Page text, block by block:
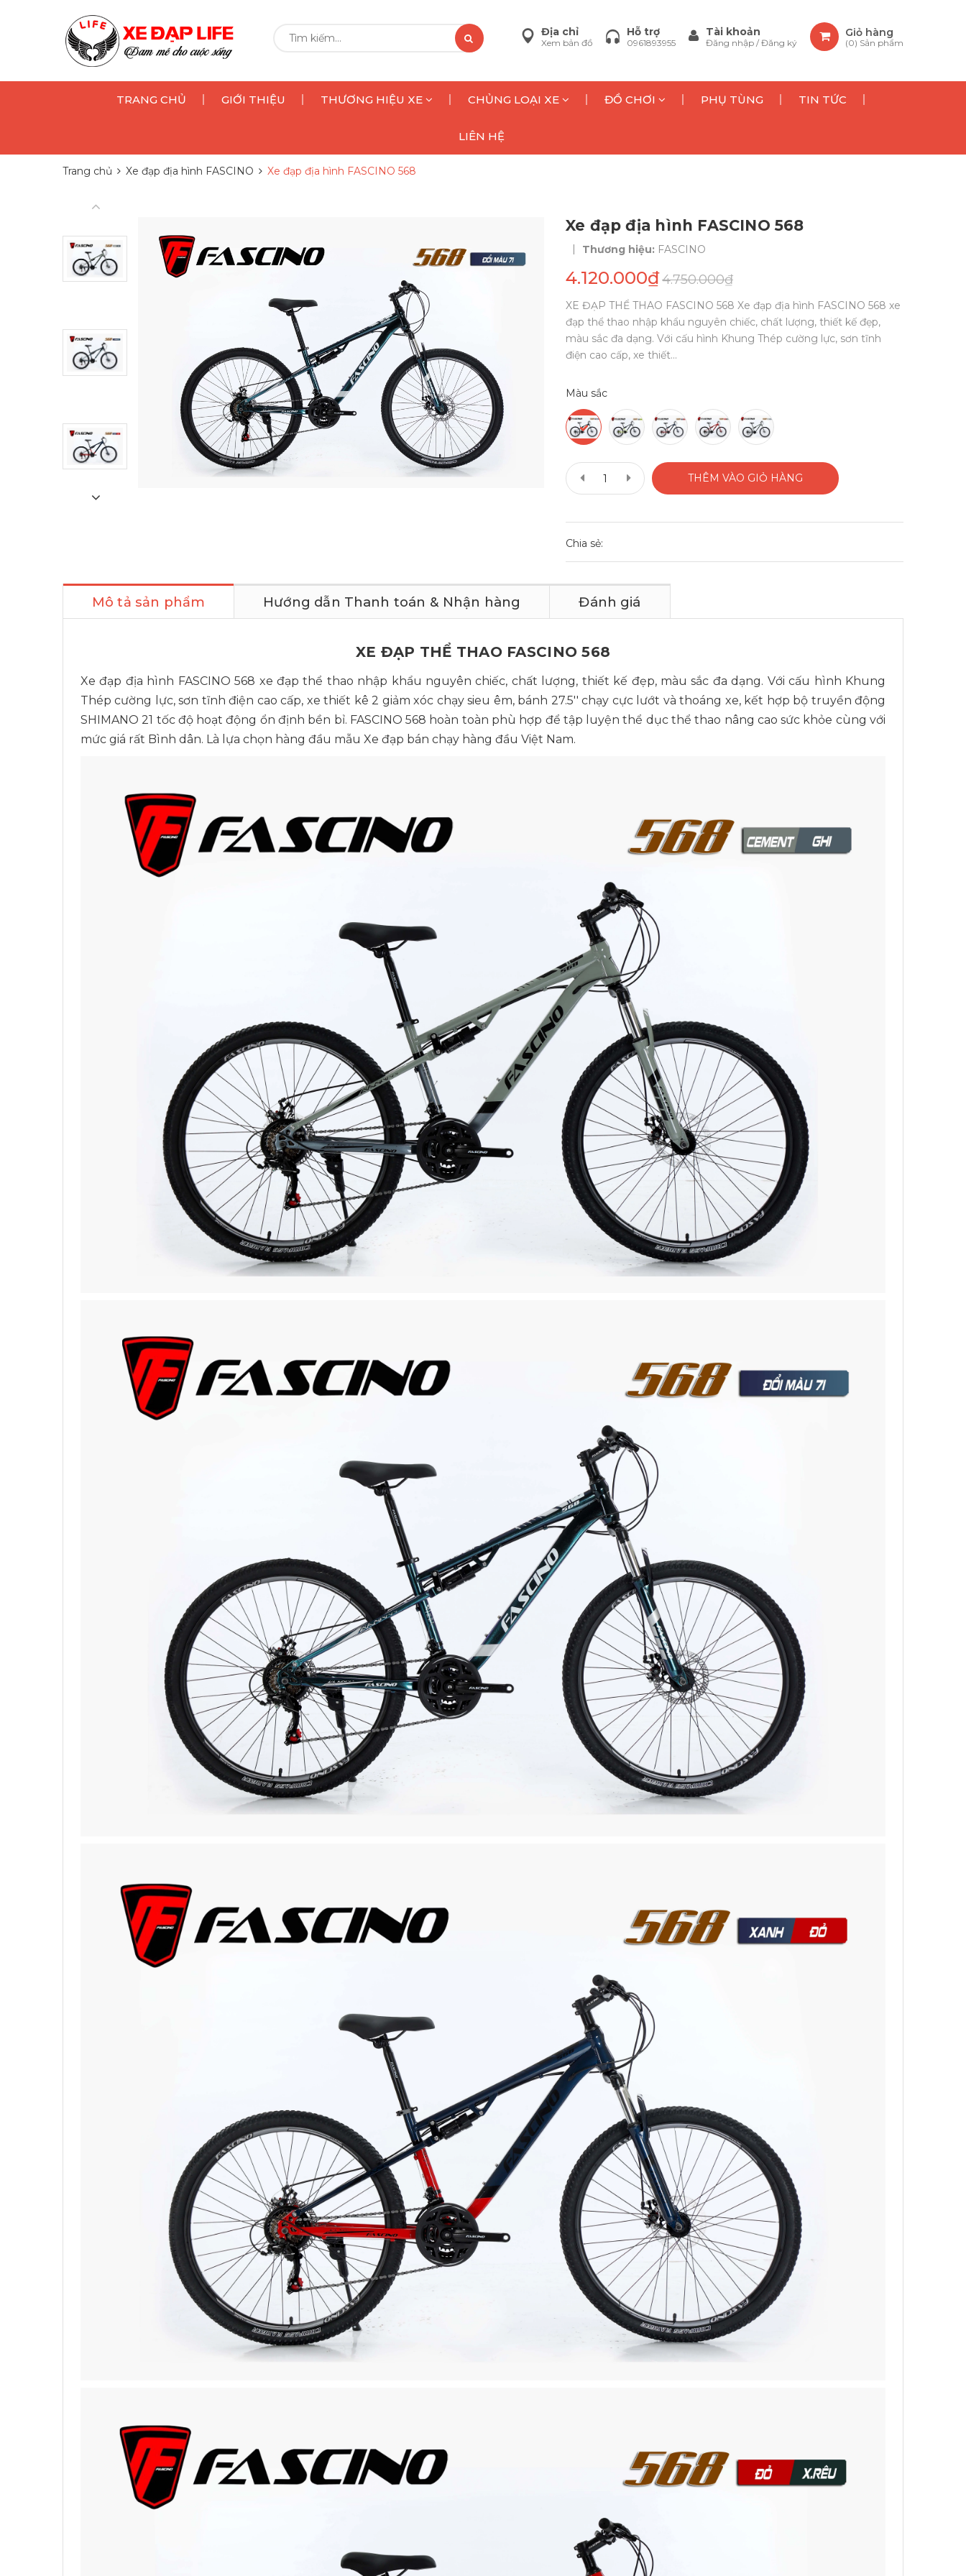
Giỏ hàng
(0) Sản phẩm
Tài khoản
Đăng nhập /Đăng ký
Hỗ trợ
0961893955
Địa chỉ
Xem bản đồ
TRANG CHỦ GIỚI THIỆU THƯƠNG HIỆU XE CHỦNG LOẠI XE ĐỒ CHƠI PHỤ TÙNG TIN TỨC
LIÊN HỆ
Trang chủ Xe đạp địa hình FASCINO Xe đạp địa hình FASCINO 568
Xe đạp địa hình FASCINO 568
| Thương hiệu: FASCINO
4.120.000₫4.750.000₫
XE ĐẠP THỂ THAO FASCINO 568 Xe đạp địa hình FASCINO 568 xe
đạp thể thao nhập khẩu nguyên chiếc, chất lượng, thiết kế đẹp,
màu sắc đa dạng. Với cấu hình Khung Thép cường lực, sơn tĩnh
điện cao cấp, xe thiết...
Màu sắc
THÊM VÀO GIỎ HÀNG
Chia sẻ:
Mô tả sản phẩm Hướng dẫn Thanh toán & Nhận hàng Đánh giá
XE ĐẠP THỂ THAO FASCINO 568
Xe đạp địa hình FASCINO 568 xe đạp thể thao nhập khẩu nguyên chiếc, chất lượng, thiết kế đẹp, màu sắc đa dạng. Với cấu hình Khung
Thép cường lực, sơn tĩnh điện cao cấp, xe thiết kê 2 giảm xóc chạy sieu êm, bánh 27.5'' chạy cực lướt và thoáng xe, kết hợp bộ truyền động
SHIMANO 21 tốc độ hoạt động ổn định bền bỉ. FASCINO 568 hoàn toàn phù hợp để tập luyện thể dục thể thao nâng cao sức khỏe cùng với
mức giá rất Bình dân. Là lựa chọn hàng đầu mẫu Xe đạp bán chạy hàng đầu Việt Nam.